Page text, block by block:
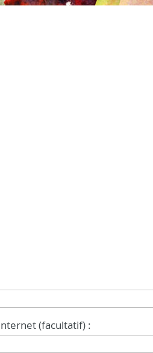
(facultatif) :